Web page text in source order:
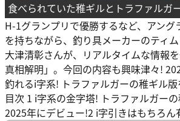
食べられていた稚ギルとトラファルガ
H-1グランプリで優勝するなど、アング
を持ちながら、釣り具メーカーのティ
大津清彰さんが、リアルタイムな情報
真相解明」。今回の内容も興味津々!
釣れるi字系! トラファルガーの稚ギル版
目次 1 i字系の金字塔! トラファルガー
2025年にデビュー!2 i字引きはもちろ